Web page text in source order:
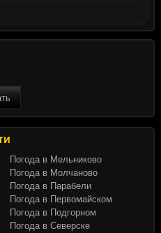
Погода в Мельниково
Погода в Молчаново
Погода в Парабели
Погода в Первомайском
Погода в Подгорном
Погода в Северске